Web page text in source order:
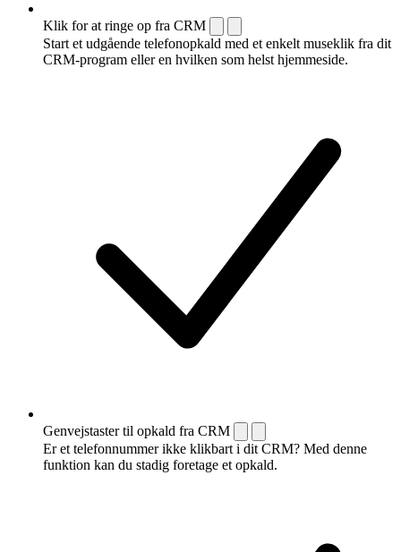
Klik for at ringe op fra CRM
Start et udgående telefonopkald med et enkelt museklik fra dit
CRM-program eller en hvilken som helst hjemmeside.
Genvejstaster til opkald fra CRM
Er et telefonnummer ikke klikbart i dit CRM? Med denne
funktion kan du stadig foretage et opkald.